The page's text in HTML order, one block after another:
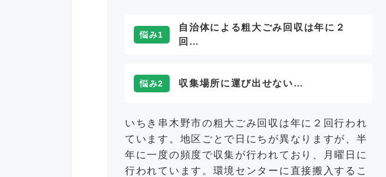
悩み1
自治体による粗大ごみ回収は年に２
回…
悩み2 収集場所に運び出せない…
いちき串木野市の粗大ごみ回収は年に２回行われ
ています。地区ごとで日にちが異なりますが、半
年に一度の頻度で収集が行われており、月曜日に
行われています。環境センターに直接搬入するこ